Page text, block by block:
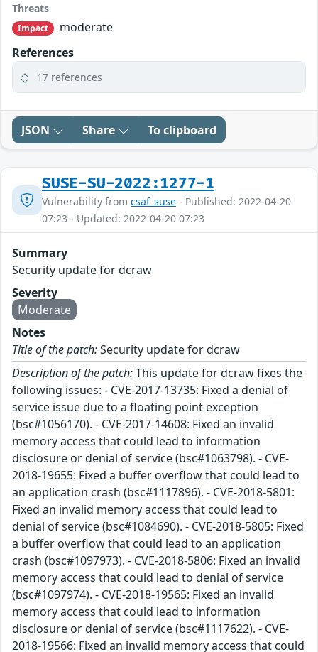
Threats
Impact
moderate
References
17 references
JSON Share To clipboard
SUSE-SU-2022:1277-1
Vulnerability from csaf_suse - Published: 2022-04-20
07:23 - Updated: 2022-04-20 07:23
Summary
Security update for dcraw
Severity
Moderate
Notes
Title of the patch:Security update for dcraw
Description of the patch:This update for dcraw fixes the
following issues: - CVE-2017-13735: Fixed a denial of
service issue due to a floating point exception
(bsc#1056170). - CVE-2017-14608: Fixed an invalid
memory access that could lead to information
disclosure or denial of service (bsc#1063798). - CVE-
2018-19655: Fixed a buffer overflow that could lead to
an application crash (bsc#1117896). - CVE-2018-5801:
Fixed an invalid memory access that could lead to
denial of service (bsc#1084690). - CVE-2018-5805: Fixed
a buffer overflow that could lead to an application
crash (bsc#1097973). - CVE-2018-5806: Fixed an invalid
memory access that could lead to denial of service
(bsc#1097974). - CVE-2018-19565: Fixed an invalid
memory access that could lead to information
disclosure or denial of service (bsc#1117622). - CVE-
2018-19566: Fixed an invalid memory access that could